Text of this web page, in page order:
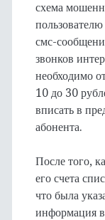
схема
смс-
звонков
необходимо
10 до 30
вписать в
абонента.
После того,
его счета
что была
информация